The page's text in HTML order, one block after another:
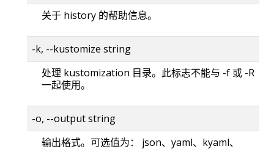
关于 history 的帮助信息。
-k, --kustomize string
处理 kustomization 目录。此标志不能与 -f 或 -R
一起使用。
-o, --output string
输出格式。可选值为： json、yaml、kyaml、